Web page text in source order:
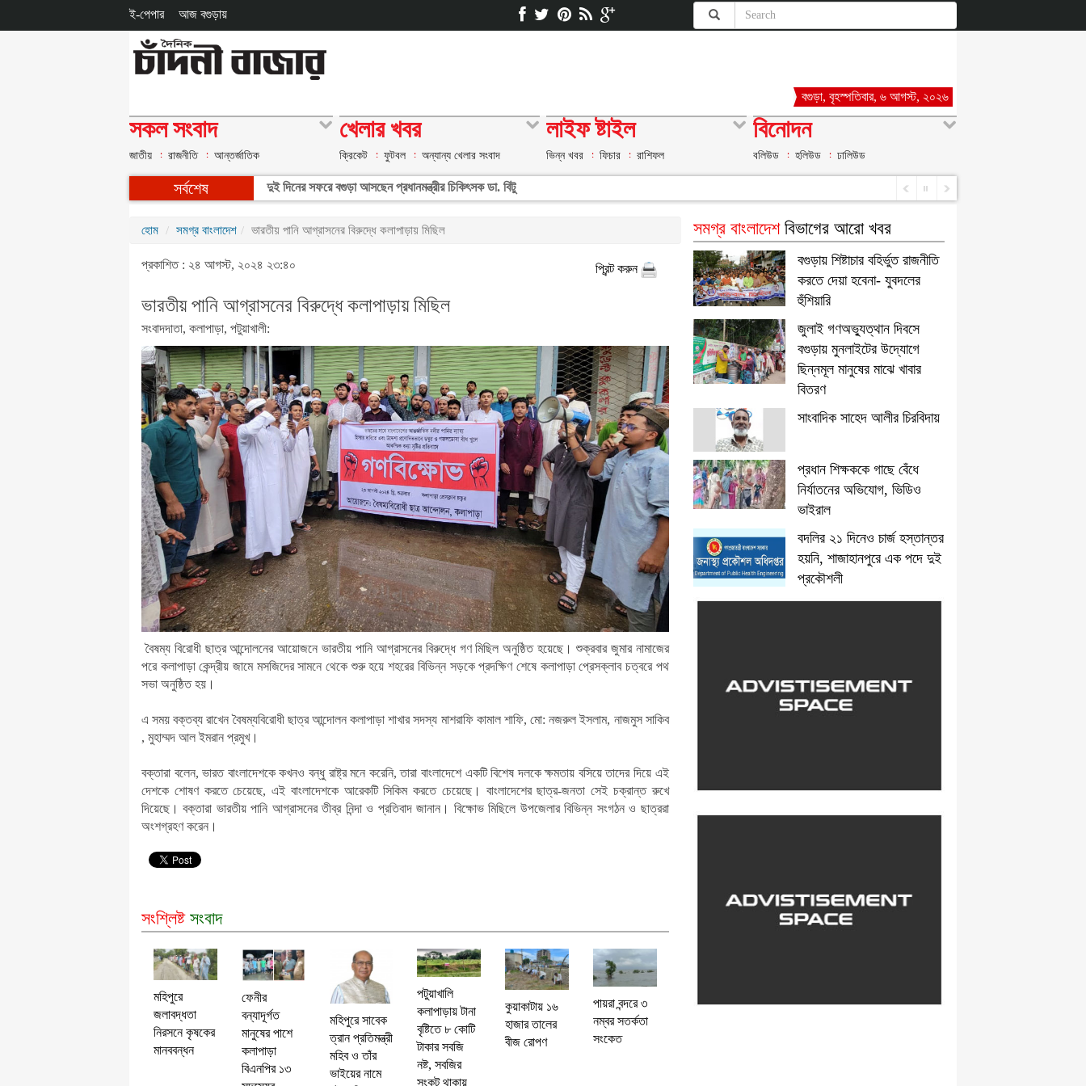
ই-পেপার আজ বগুড়ায়
বগুড়া, বৃহস্পতিবার, ৬ আগস্ট, ২০২৬
সকল সংবাদ
জাতীয় রাজনীতি আন্তর্জাতিক
খেলার খবর
ক্রিকেট ফুটবল অন্যান্য খেলার সংবাদ
লাইফ ষ্টাইল
ভিন্ন খবর ফিচার রাশিফল
বিনোদন
বলিউড হলিউড ঢালিউড
সর্বশেষ দুই দিনের সফরে বগুড়া আসছেন প্রধানমন্ত্রীর চিকিৎসক ডা. বিটু
হোম সমগ্র বাংলাদেশ ভারতীয় পানি আগ্রাসনের বিরুদ্ধে কলাপাড়ায় মিছিল
প্রকাশিত : ২৪ আগস্ট, ২০২৪ ২৩:৪০ প্রিন্ট করুন
ভারতীয় পানি আগ্রাসনের বিরুদ্ধে কলাপাড়ায় মিছিল
সংবাদদাতা, কলাপাড়া, পটুয়াখালী:
বৈষম্য বিরোধী ছাত্র আন্দোলনের আয়োজনে ভারতীয় পানি আগ্রাসনের বিরুদ্ধে গণ মিছিল অনুষ্ঠিত হয়েছে। শুক্রবার জুমার নামাজের
পরে কলাপাড়া কেন্দ্রীয় জামে মসজিদের সামনে থেকে শুরু হয়ে শহরের বিভিন্ন সড়কে প্রদক্ষিণ শেষে কলাপাড়া প্রেসক্লাব চত্বরে পথ
সভা অনুষ্ঠিত হয়।
এ সময় বক্তব্য রাখেন বৈষম্যবিরোধী ছাত্র আন্দোলন কলাপাড়া শাখার সদস্য মাশরাফি কামাল শাফি, মো: নজরুল ইসলাম, নাজমুস সাকিব
, মুহাম্মদ আল ইমরান প্রমুখ।
বক্তারা বলেন, ভারত বাংলাদেশকে কখনও বন্ধু রাষ্ট্র মনে করেনি, তারা বাংলাদেশে একটি বিশেষ দলকে ক্ষমতায় বসিয়ে তাদের দিয়ে এই
দেশকে শোষণ করতে চেয়েছে, এই বাংলাদেশকে আরেকটি সিকিম করতে চেয়েছে। বাংলাদেশের ছাত্র-জনতা সেই চক্রান্ত রুখে
দিয়েছে। বক্তারা ভারতীয় পানি আগ্রাসনের তীব্র নিন্দা ও প্রতিবাদ জানান। বিক্ষোভ মিছিলে উপজেলার বিভিন্ন সংগঠন ও ছাত্ররা
অংশগ্রহণ করেন।
সংশ্লিষ্ট সংবাদ
মহিপুরে
জলাবদ্ধতা
নিরসনে কৃষকের
মানববন্ধন
ফেনীর
বন্যাদূর্গত
মানুষের পাশে
কলাপাড়া
বিএনপির ১৩
মহিপুরে সাবেক
ত্রান প্রতিমন্ত্রী
মহিব ও তাঁর
ভাইয়ের নামে
পটুয়াখালি
কলাপাড়ায় টানা
বৃষ্টিতে ৮ কোটি
টাকার সবজি
নষ্ট, সবজির
সংকট থাকায়
কুয়াকাটায় ১৬
হাজার তালের
বীজ রোপণ
পায়রা বন্দরে ৩
নম্বর সতর্কতা
সংকেত
সমগ্র বাংলাদেশবিভাগের আরো খবর
বগুড়ায় শিষ্টাচার বহির্ভুত রাজনীতি
করতে দেয়া হবেনা- যুবদলের
হুঁশিয়ারি
জুলাই গণঅভ্যুত্থান দিবসে
বগুড়ায় মুনলাইটের উদ্যোগে
ছিন্নমূল মানুষের মাঝে খাবার
বিতরণ
সাংবাদিক সাহেদ আলীর চিরবিদায়
প্রধান শিক্ষককে গাছে বেঁধে
নির্যাতনের অভিযোগ, ভিডিও
ভাইরাল
বদলির ২১ দিনেও চার্জ হস্তান্তর
হয়নি, শাজাহানপুরে এক পদে দুই
প্রকৌশলী